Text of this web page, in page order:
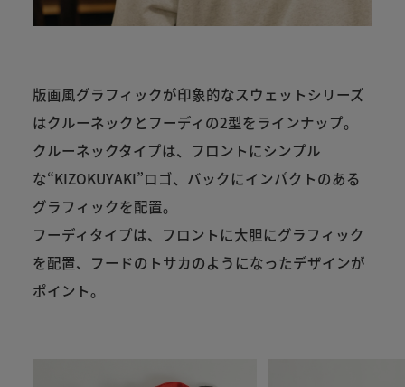
版画風グラフィックが印象的なスウェットシリーズ
はクルーネックとフーディの2型をラインナップ。
クルーネックタイプは、フロントにシンプル
な“KIZOKUYAKI”ロゴ、バックにインパクトのある
グラフィックを配置。
フーディタイプは、フロントに大胆にグラフィック
を配置、フードのトサカのようになったデザインが
ポイント。